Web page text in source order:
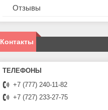
Отзывы
Контакты
+7 (777) 240-11-82
+7 (727) 233-27-75